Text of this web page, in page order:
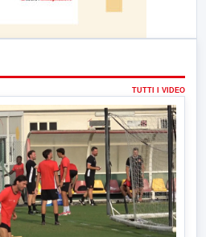
TUTTI I VIDEO